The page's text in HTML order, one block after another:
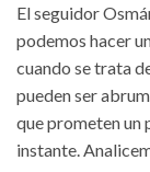
El seguidor
podemos hacer
cuando se trata
pueden ser
que prometen un
instante.